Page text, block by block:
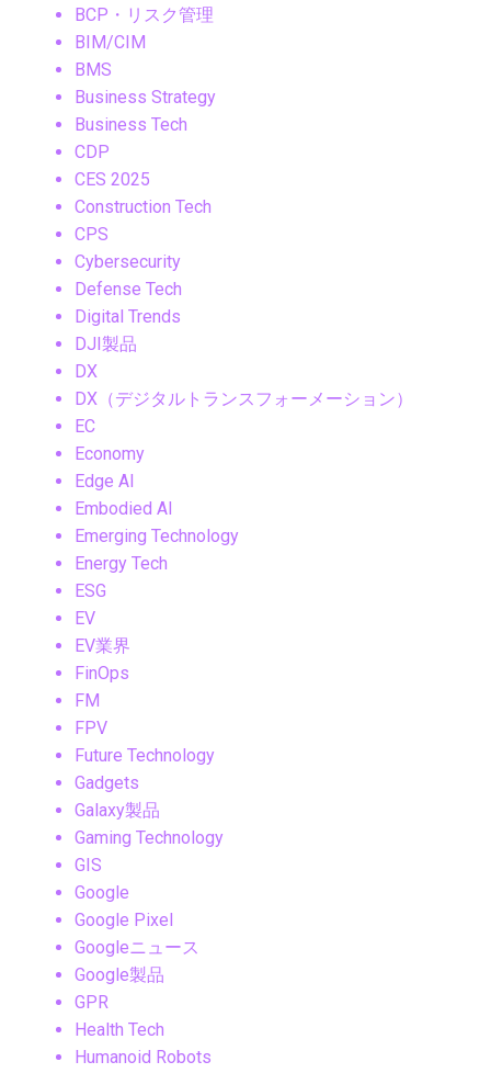
BCP・リスク管理
BIM/CIM
BMS
Business Strategy
Business Tech
CDP
CES 2025
Construction Tech
CPS
Cybersecurity
Defense Tech
Digital Trends
DJI製品
DX
DX（デジタルトランスフォーメーション）
EC
Economy
Edge AI
Embodied AI
Emerging Technology
Energy Tech
ESG
EV
EV業界
FinOps
FM
FPV
Future Technology
Gadgets
Galaxy製品
Gaming Technology
GIS
Google
Google Pixel
Googleニュース
Google製品
GPR
Health Tech
Humanoid Robots